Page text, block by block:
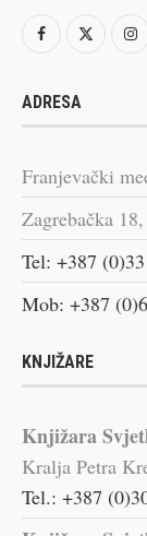
ADRESA
Franjevački
Zagrebačka
Tel: +387
Mob: +387
KNJIŽARE
Knjižara
Kralja Petra
Tel.: +387